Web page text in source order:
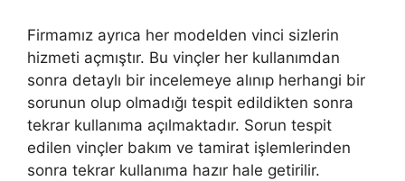
Firmamız ayrıca her modelden vinci sizlerin
hizmeti açmıştır. Bu vinçler her kullanımdan
sonra detaylı bir incelemeye alınıp herhangi bir
sorunun olup olmadığı tespit edildikten sonra
tekrar kullanıma açılmaktadır. Sorun tespit
edilen vinçler bakım ve tamirat işlemlerinden
sonra tekrar kullanıma hazır hale getirilir.